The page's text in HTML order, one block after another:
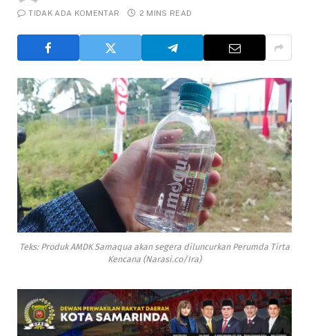
TIDAK ADA KOMENTAR 2 MINS READ
Teks: Produk AMDK Samaqua akan segera diluncurkan Perumda Tirta
Kencana (Narasi.co/Ira)